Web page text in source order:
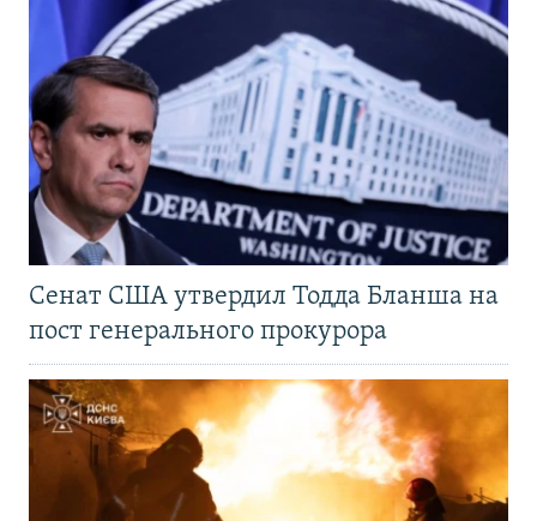
Сенат США утвердил Тодда Бланша на
пост генерального прокурора